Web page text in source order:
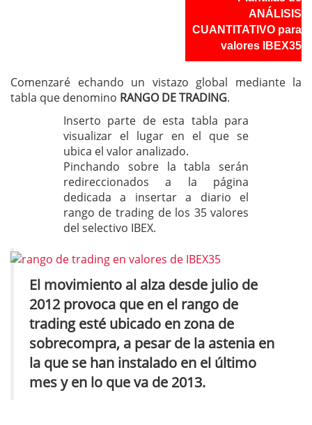
ANÁLISIS
CUANTITATIVO para
valores IBEX35
Comenzaré echando un vistazo global mediante la
tabla que denomino RANGO DE TRADING.
Inserto parte de esta tabla para
visualizar el lugar en el que se
ubica el valor analizado.
Pinchando sobre la tabla serán
redireccionados a la página
dedicada a insertar a diario el
rango de trading de los 35 valores
del selectivo IBEX.
El movimiento al alza desde julio de
2012 provoca que en el rango de
trading esté ubicado en zona de
sobrecompra, a pesar de la astenia en
la que se han instalado en el último
mes y en lo que va de 2013.